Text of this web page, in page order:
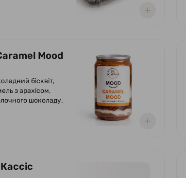
Mood
бісквіт,
з арахісом,
шоколаду.